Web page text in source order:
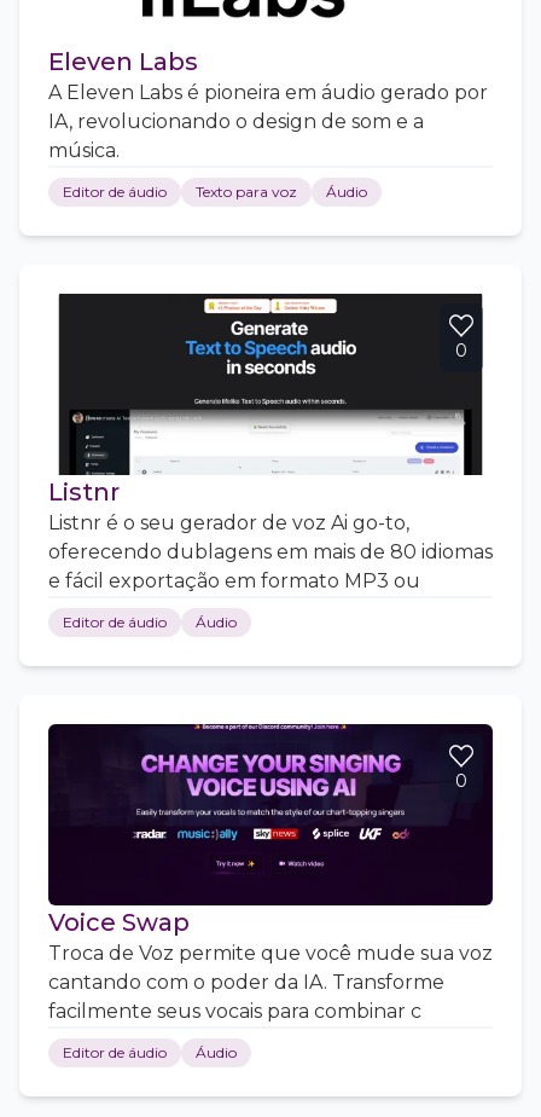
Eleven Labs
A Eleven Labs é pioneira em áudio gerado por
IA, revolucionando o design de som e a
música.
Editor de áudio Texto para voz Áudio
0
Listnr
Listnr é o seu gerador de voz Ai go-to,
oferecendo dublagens em mais de 80 idiomas
e fácil exportação em formato MP3 ou
Editor de áudio Áudio
0
Voice Swap
Troca de Voz permite que você mude sua voz
cantando com o poder da IA. Transforme
facilmente seus vocais para combinar c
Editor de áudio Áudio